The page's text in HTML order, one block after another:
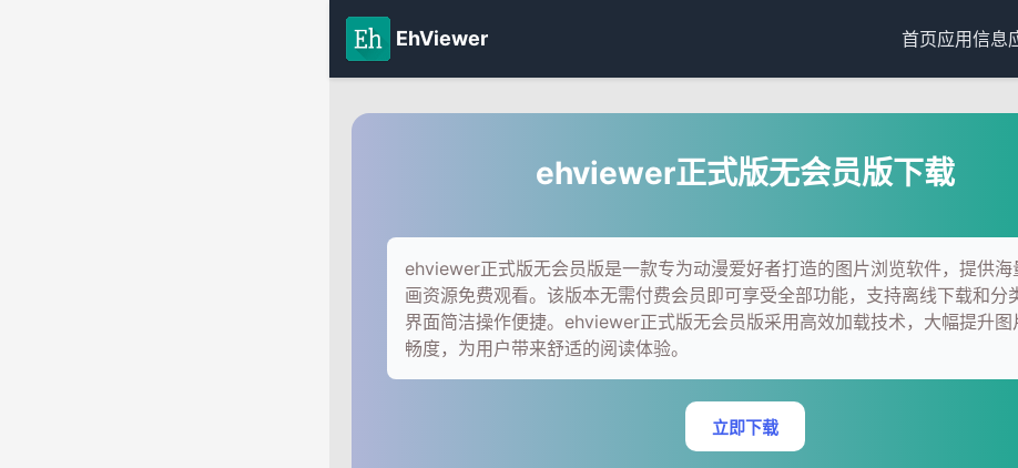
EhViewer 首页应用信息
ehviewer正式版无会员版下载
ehviewer正式版无会员版是一款专为动漫爱好者打造的图片浏览软件，提供海
画资源免费观看。该版本无需付费会员即可享受全部功能，支持离线下载和分
界面简洁操作便捷。ehviewer正式版无会员版采用高效加载技术，大幅提升图
畅度，为用户带来舒适的阅读体验。
立即下载